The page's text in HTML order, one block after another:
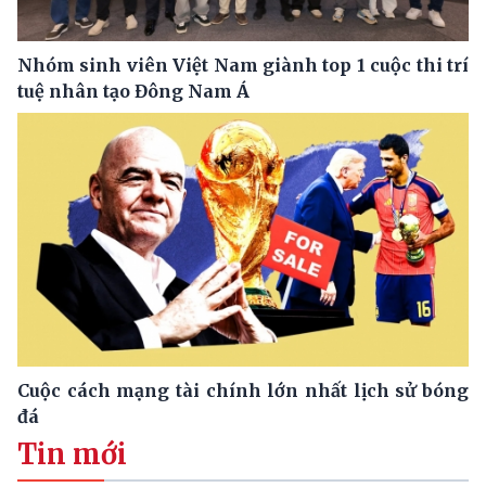
Nhóm sinh viên Việt Nam giành top 1 cuộc thi trí
tuệ nhân tạo Đông Nam Á
Cuộc cách mạng tài chính lớn nhất lịch sử bóng
đá
Tin mới